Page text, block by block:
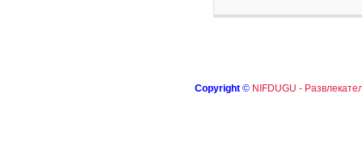
Copyright © NIFDUGU -